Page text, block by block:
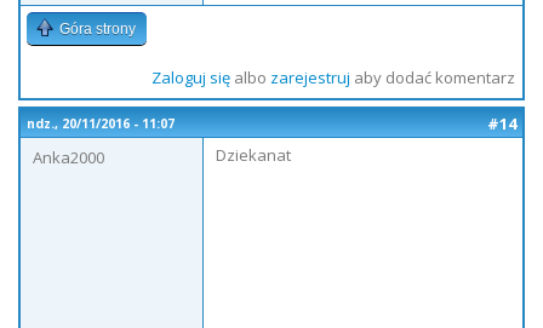
Góra strony
Zaloguj sięalbo zarejestruj aby dodać komentarz
ndz., 20/11/2016 - 11:07
#14
Anka2000
Dziekanat